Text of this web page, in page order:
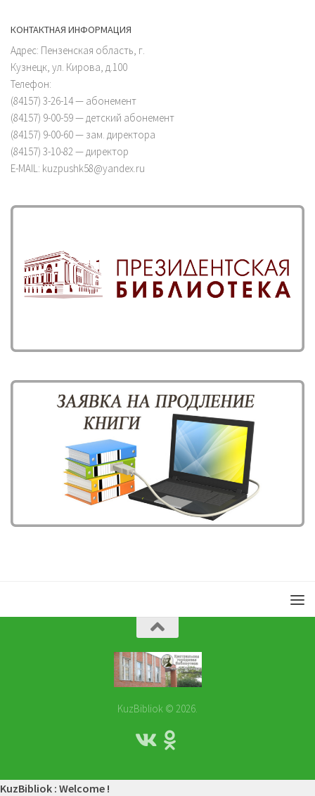
КОНТАКТНАЯ ИНФОРМАЦИЯ
Адрес: Пензенская область, г.
Кузнецк, ул. Кирова, д.100
Телефон:
(84157) 3-26-14 — абонемент
(84157) 9-00-59 — детский абонемент
(84157) 9-00-60 — зам. директора
(84157) 3-10-82 — директор
E-MAIL: kuzpushk58@yandex.ru
KuzBibliok © 2026.
KuzBibliok : Welcome !